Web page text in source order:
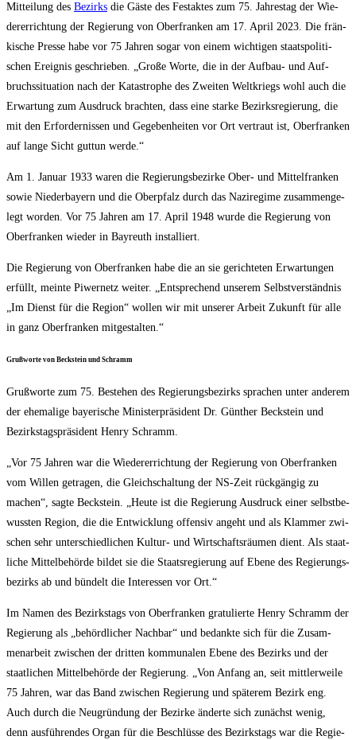
Mit­tei­lung des Bezirks die Gäs­te des Fest­ak­tes zum 75. Jah­res­tag der Wie­
der­errich­tung der Regie­rung von Ober­fran­ken am 17. April 2023. Die frän­
ki­sche Pres­se habe vor 75 Jah­ren sogar von einem wich­ti­gen staats­po­li­ti­
schen Ereig­nis geschrie­ben. „Gro­ße Wor­te, die in der Auf­bau- und Auf­
bruchs­si­tua­ti­on nach der Kata­stro­phe des Zwei­ten Welt­kriegs wohl auch die
Erwar­tung zum Aus­druck brach­ten, dass eine star­ke Bezirks­re­gie­rung, die
mit den Erfor­der­nis­sen und Gege­ben­hei­ten vor Ort ver­traut ist, Ober­fran­ken
auf lan­ge Sicht gut­tun werde.“
Am 1. Janu­ar 1933 waren die Regie­rungs­be­zir­ke Ober- und Mit­tel­fran­ken
sowie Nie­der­bay­ern und die Ober­pfalz durch das Nazi­re­gime zusam­men­ge­
legt wor­den. Vor 75 Jah­ren am 17. April 1948 wur­de die Regie­rung von
Ober­fran­ken wie­der in Bay­reuth installiert.
Die Regie­rung von Ober­fran­ken habe die an sie gerich­te­ten Erwar­tun­gen
erfüllt, mein­te Piwer­netz wei­ter. „Ent­spre­chend unse­rem Selbst­ver­ständ­nis
„Im Dienst für die Regi­on“ wol­len wir mit unse­rer Arbeit Zukunft für alle
in ganz Ober­fran­ken mitgestalten.“
Gruß­wor­te von Beck­stein und Schramm
Gruß­wor­te zum 75. Bestehen des Regie­rungs­be­zirks spra­chen unter ande­rem
der ehe­ma­li­ge baye­ri­sche Minis­ter­prä­si­dent Dr. Gün­ther Beck­stein und
Bezirks­tags­prä­si­dent Hen­ry Schramm.
„Vor 75 Jah­ren war die Wie­der­errich­tung der Regie­rung von Ober­fran­ken
vom Wil­len getra­gen, die Gleich­schal­tung der NS-Zeit rück­gän­gig zu
machen“, sag­te Beck­stein. „Heu­te ist die Regie­rung Aus­druck einer selbst­be­
wuss­ten Regi­on, die die Ent­wick­lung offen­siv angeht und als Klam­mer zwi­
schen sehr unter­schied­li­chen Kul­tur- und Wirt­schafts­räu­men dient. Als staat­
li­che Mit­tel­be­hör­de bil­det sie die Staats­re­gie­rung auf Ebe­ne des Regie­rungs­
be­zirks ab und bün­delt die Inter­es­sen vor Ort.“
Im Namen des Bezirks­tags von Ober­fran­ken gra­tu­lier­te Hen­ry Schramm der
Regie­rung als „behörd­li­cher Nach­bar“ und bedank­te sich für die Zusam­
men­ar­beit zwi­schen der drit­ten kom­mu­na­len Ebe­ne des Bezirks und der
staat­li­chen Mit­tel­be­hör­de der Regie­rung. „Von Anfang an, seit mitt­ler­wei­le
75 Jah­ren, war das Band zwi­schen Regie­rung und spä­te­rem Bezirk eng.
Auch durch die Neu­grün­dung der Bezir­ke änder­te sich zunächst wenig,
denn aus­füh­ren­des Organ für die Beschlüs­se des Bezirks­tags war die Regie­